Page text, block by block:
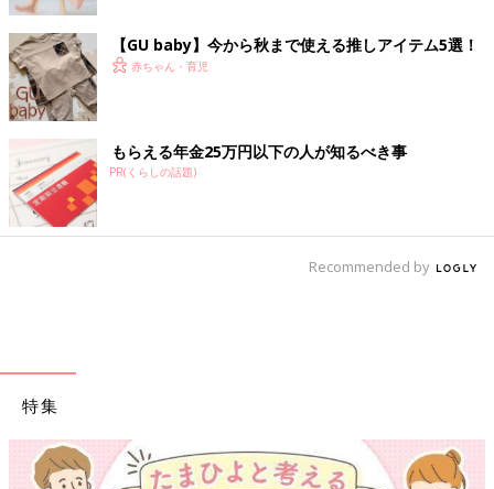
【GU baby】今から秋まで使える推しアイテム5選！
赤ちゃん・育児
もらえる年金25万円以下の人が知るべき事
PR(くらしの話題)
Recommended by
特集